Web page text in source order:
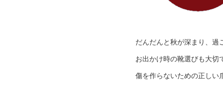
だんだんと秋が深まり、過
お出かけ時の靴選びも大切
傷を作らないための正しい